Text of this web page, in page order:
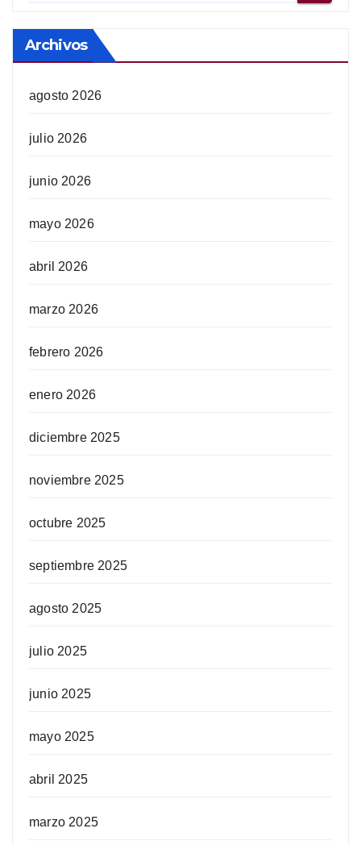
Archivos
agosto 2026
julio 2026
junio 2026
mayo 2026
abril 2026
marzo 2026
febrero 2026
enero 2026
diciembre 2025
noviembre 2025
octubre 2025
septiembre 2025
agosto 2025
julio 2025
junio 2025
mayo 2025
abril 2025
marzo 2025